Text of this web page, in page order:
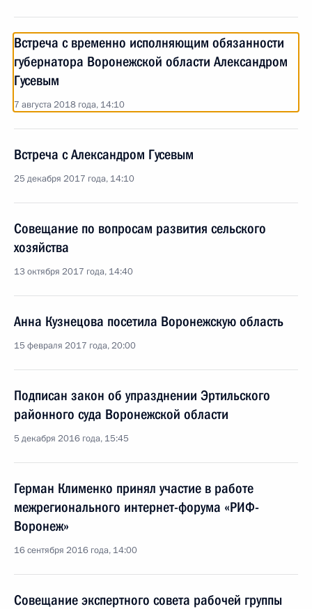
Встреча с временно исполняющим обязанности
губернатора Воронежской области Александром
Гусевым
7 августа 2018 года, 14:10
Встреча с Александром Гусевым
25 декабря 2017 года, 14:10
Совещание по вопросам развития сельского
хозяйства
13 октября 2017 года, 14:40
Анна Кузнецова посетила Воронежскую область
15 февраля 2017 года, 20:00
Подписан закон об упразднении Эртильского
районного суда Воронежской области
5 декабря 2016 года, 15:45
Герман Клименко принял участие в работе
межрегионального интернет-форума «РИФ-
Воронеж»
16 сентября 2016 года, 14:00
Совещание экспертного совета рабочей группы